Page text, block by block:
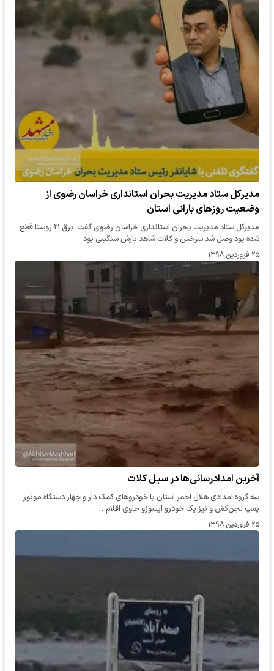
مدیرکل ستاد مدیریت بحران استانداری خراسان رضوی از
وضعیت روزهای بارانی استان
مدیرکل ستاد مدیریت بحران استانداری خراسان رضوی گفت: برق ۲۱ روستا قطع
شده بود وصل شد.سرخس و کلات شاهد بارش سنگینی بود
۲۵ فروردین ۱۳۹۸
آخرین امدادرسانی‌ها در سیل کلات‌
سه گروه امدادی هلال احمر استان با خودروهای کمک دار و چهار دستگاه موتور
پمپ لجن‌کش و نیز یک خودرو ایسوزو حاوی اقلام…
۲۵ فروردین ۱۳۹۸